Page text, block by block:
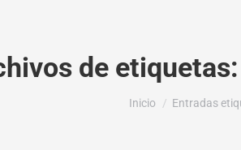
de etiquetas:
Estás aquí:
Inicio Entradas